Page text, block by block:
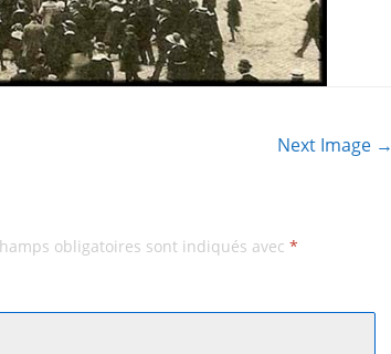
Next Image →
obligatoires sont indiqués avec*